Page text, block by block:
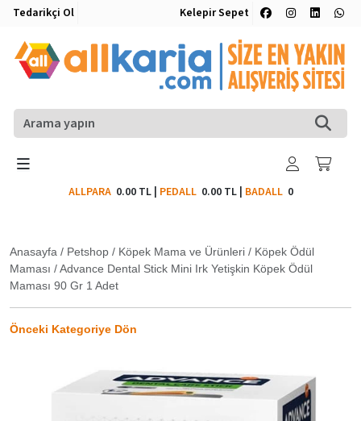
Tedarikçi Ol Kelepir Sepet
ALLPARA 0.00 TL| PEDALL 0.00 TL| BADALL0
Anasayfa / Petshop / Köpek Mama ve Ürünleri / Köpek Ödül
Maması /Advance Dental Stick Mini Irk Yetişkin Köpek Ödül
Maması 90 Gr 1 Adet
Önceki Kategoriye Dön